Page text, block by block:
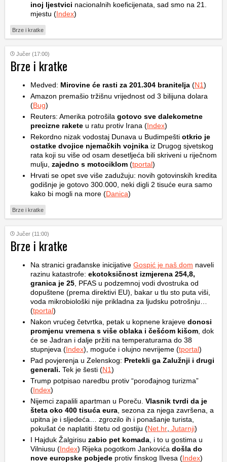
inoj ljestvici nacionalnih koeficijenata, sad smo na 21.
mjestu (Index)
Brze i kratke
Jučer (17:00)
Brze i kratke
Medved: Mirovine će rasti za 201.304 branitelja (N1)
Amazon premašio tržišnu vrijednost od 3 bilijuna dolara
(Bug)
Reuters: Amerika potrošila gotovo sve dalekometne
precizne rakete u ratu protiv Irana (Index)
Rekordno nizak vodostaj Dunava u Budimpešti otkrio je
ostatke dvojice njemačkih vojnika iz Drugog sjvetskog
rata koji su više od osam desetljeća bili skriveni u riječnom
mulju, zajedno s motociklom (tportal)
Hrvati se opet sve više zadužuju: novih gotovinskih kredita
godišnje je gotovo 300.000, neki digli 2 tisuće eura samo
kako bi mogli na more (Danica)
Brze i kratke
Jučer (11:00)
Brze i kratke
Na stranici građanske inicijative Gospić je naš dom naveli
razinu katastrofe: ekotoksičnost izmjerena 254,8,
granica je 25 , PFAS u podzemnoj vodi dvostruka od
dopuštene (prema direktivi EU), bakar u tlu sto puta viši,
voda mikrobiološki nije prikladna za ljudsku potrošnju…
(tportal)
Nakon vrućeg četvrtka, petak u kopnene krajeve donosi
promjenu vremena s više oblaka i češćom kišom , dok
će se Jadran i dalje pržiti na temperaturama do 38
stupnjeva (Index), moguće i olujno nevrijeme (tportal)
Pad povjerenja u Zelenskog: Pretekli ga Zalužnji i drugi
generali. Tek je šesti (N1)
Trump potpisao naredbu protiv “porođajnog turizma”
(Index)
Nijemci zapalili apartman u Poreču. Vlasnik tvrdi da je
šteta oko 400 tisuća eura , sezona za njega završena, a
upitna je i sljedeća… zgrozilo ih i ponašanje turista,
pokušat će naplatiti štetu od gostiju (Net.hr Jutarnji)
I Hajduk Žalgirisu zabio pet komada , i to u gostima u
Vilniusu (Index) Rijeka pogotkom Jankovića došla do
nove europske pobjede protiv finskog Ilvesa (Index)